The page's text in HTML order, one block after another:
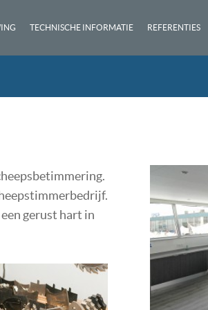
TECHNISCHE INFORMATIE REFERENTIES
gerust hart in